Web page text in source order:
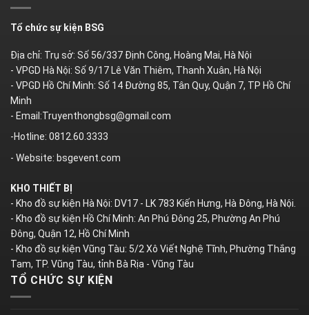
Tổ chức sự kiện BSG
Địa chỉ: Trụ sở: Số 56/337 Định Công, Hoàng Mai, Hà Nội
- VPGD Hà Nội: Số 9/17 Lê Văn Thiêm, Thanh Xuân, Hà Nội
- VPGD Hồ Chí Minh: Số 14 Đường 85, Tân Quy, Quận 7, TP Hồ Chí
Minh
- Email:Truyenthongbsg@gmail.com
-Hotline: 0812.60.3333
- Website: bsgevent.com
KHO THIẾT BỊ
- Kho đồ sự kiện Hà Nội: DV17 - LK 783 Kiến Hưng, Hà Đông, Hà Nội.
- Kho đồ sự kiện Hồ Chí Minh: An Phú Đông 25, Phường An Phú
Đông, Quận 12, Hồ Chí Minh
- Kho đồ sự kiện Vũng Tàu: 5/2 Xô Viết Nghệ Tĩnh, Phường Thắng
Tam, TP. Vũng Tàu, tỉnh Bà Rịa - Vũng Tàu
TỔ CHỨC SỰ KIỆN